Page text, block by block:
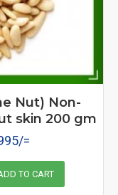
Nut) Non-
skin 200 gm
=
TO CART